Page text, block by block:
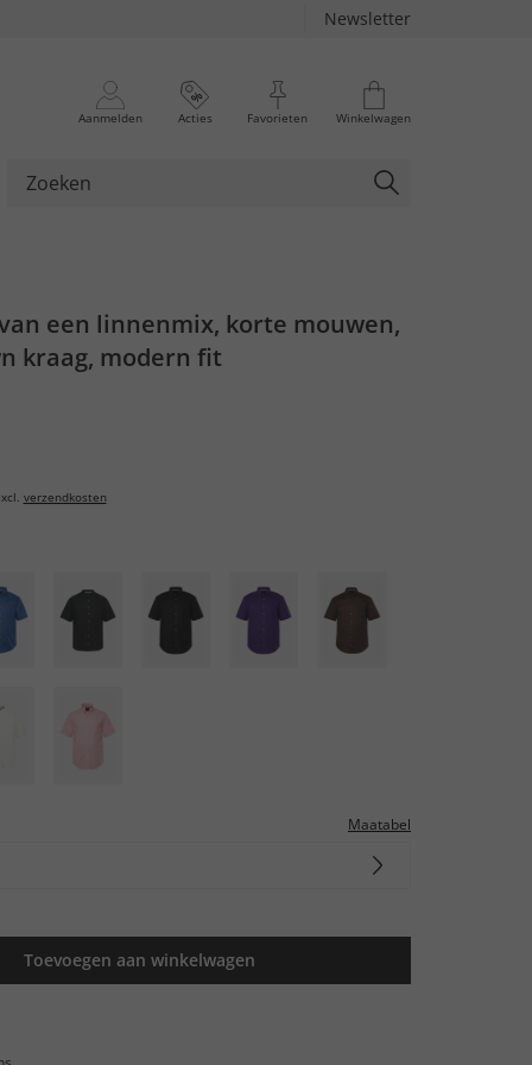
Newsletter
Aanmelden Acties Favorieten Winkelwagen
een linnenmix, korte mouwen,
kraag, modern fit
verzendkosten
Maatabel
Toevoegen aan winkelwagen